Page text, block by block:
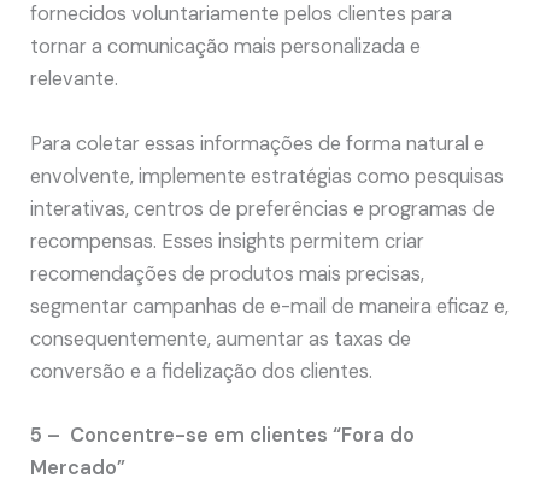
fornecidos voluntariamente pelos clientes para
tornar a comunicação mais personalizada e
relevante.
Para coletar essas informações de forma natural e
envolvente, implemente estratégias como pesquisas
interativas, centros de preferências e programas de
recompensas. Esses insights permitem criar
recomendações de produtos mais precisas,
segmentar campanhas de e-mail de maneira eficaz e,
consequentemente, aumentar as taxas de
conversão e a fidelização dos clientes.
5 – Concentre-se em clientes “Fora do
Mercado”